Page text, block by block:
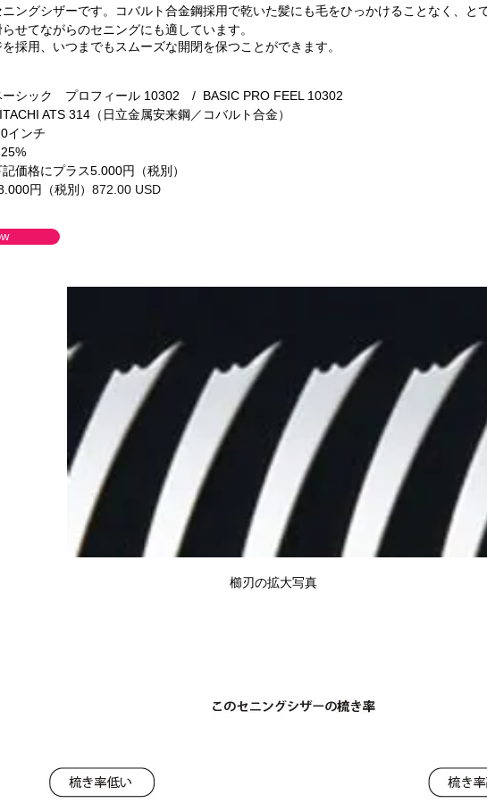
ングシザーです。コバルト合金鋼採用で乾いた髪にも毛をひっかけることなく、と
せてながらのセニングにも適しています。
採用、いつまでも スムーズな開閉を保つことができます。
シック プロフィール 10302 / BASIC PRO FEEL 10302
ATS 314（日立金属安来鋼／コバルト合金）
ンチ
格にプラス5.000円（税別）
円（税別） 872.00 USD
櫛刃の拡大写真